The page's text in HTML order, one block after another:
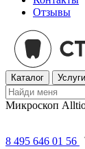
Отзывы
Каталог Услуги
Микроскоп
8 495 646 01 56